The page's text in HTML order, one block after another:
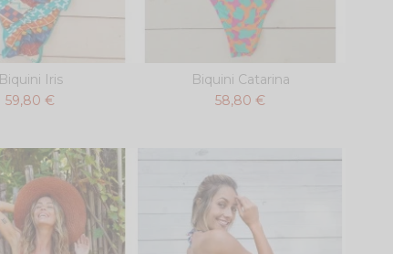
Biquini Iris
59,80 €
Biquini Catarina
58,80 €